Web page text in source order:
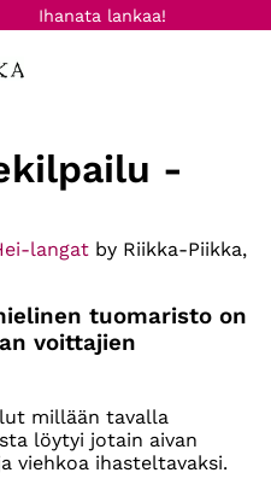
Ihanata lankaa!
-
langat by Riikka-Piikka,
tuomaristo on
voittajien
millään tavalla
löytyi jotain aivan
viehkoa ihasteltavaksi.